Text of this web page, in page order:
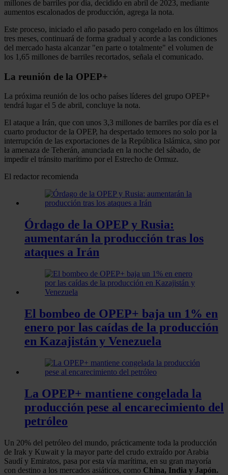
millones de barriles por día, decidido en abril de 2023, mediante
aumentos escalonados de producción, agrega la nota.
Este proceso, iniciado el año pasado pero congelado en los últimos
tres meses, continuará de forma gradual y acorde a las condiciones
del mercado hasta alcanzar "en parte o totalmente" el volumen de
los 1,65 millones de barriles recortados, señala el comunicado.
La reunión de la OPEP+
La próxima reunión de los ocho países líderes del grupo OPEP+
tendrá lugar el 5 de abril, concluye la nota.
El ataque a Irán, que con unos 3,3 millones de barriles por día es el
cuarto productor de la OPEP, ha despertado temores no solo por la
interrupción de las exportaciones de la República Islámica, sino por
la amenaza de Teherán, anunciada en la noche del sábado, de
impedir el tránsito marítimo por el Estrecho de Ormuz.
El redactor recomienda
Órdago de la OPEP y Rusia:
aumentarán la producción tras los
ataques a Irán
El bombeo de OPEP+ baja un 1% en
enero por las caídas de la producción
en Kazajistán y Venezuela
La OPEP+ mantiene congelada la
producción pese al encarecimiento del
petróleo
Un 20% del petróleo del mundo, prácticamente toda la producción
de Irak y Kuwait y la mayor parte del crudo extraído por Arabia
Saudí y Emiratos, pasa por esta vía marítima, en su gran mayoría
con destino a los mercados asiáticos, como China, India y Japón.